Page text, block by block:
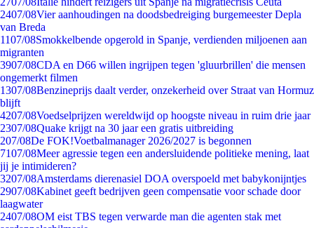
2407/08Vier aanhoudingen na doodsbedreiging burgemeester Depla
van Breda
1107/08Smokkelbende opgerold in Spanje, verdienden miljoenen aan
migranten
3907/08CDA en D66 willen ingrijpen tegen 'gluurbrillen' die mensen
ongemerkt filmen
1307/08Benzineprijs daalt verder, onzekerheid over Straat van Hormuz
blijft
4207/08Voedselprijzen wereldwijd op hoogste niveau in ruim drie jaar
2307/08Quake krijgt na 30 jaar een gratis uitbreiding
207/08De FOK!Voetbalmanager 2026/2027 is begonnen
7107/08Meer agressie tegen een andersluidende politieke mening, laat
jij je intimideren?
3207/08Amsterdams dierenasiel DOA overspoeld met babykonijntjes
2907/08Kabinet geeft bedrijven geen compensatie voor schade door
laagwater
2407/08OM eist TBS tegen verwarde man die agenten stak met